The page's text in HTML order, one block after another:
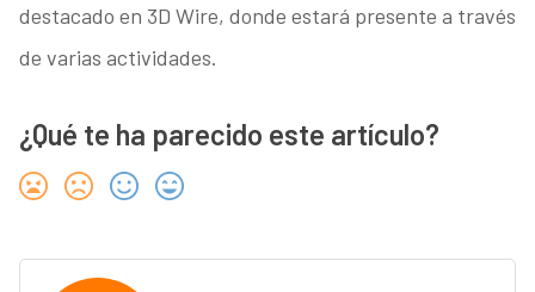
destacado en 3D Wire, donde estará presente a través
de varias actividades.
¿Qué te ha parecido este artículo?